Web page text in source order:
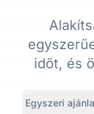
időt, és
Egyszeri